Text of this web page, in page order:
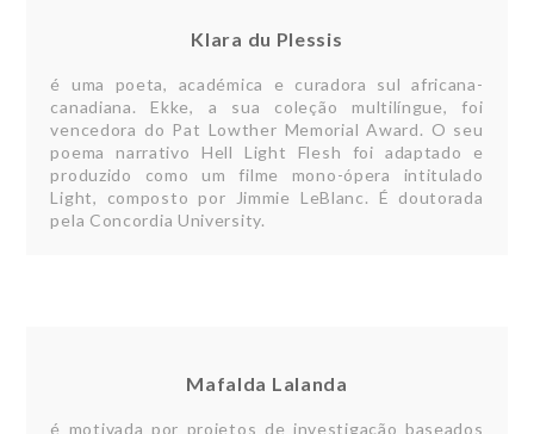
Klara du Plessis
é uma poeta, académica e curadora sul africana-
canadiana. Ekke, a sua coleção multilíngue, foi
vencedora do Pat Lowther Memorial Award. O seu
poema narrativo Hell Light Flesh foi adaptado e
produzido como um filme mono-ópera intitulado
Light, composto por Jimmie LeBlanc. É doutorada
pela Concordia University.
Mafalda Lalanda
é motivada por projetos de investigação baseados